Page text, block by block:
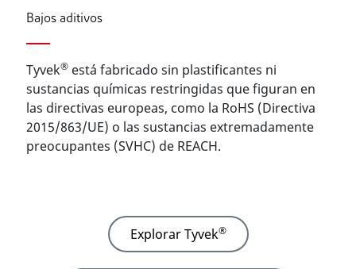
Bajos aditivos
Tyvek® está fabricado sin plastificantes ni
sustancias químicas restringidas que figuran en
las directivas europeas, como la RoHS (Directiva
2015/863/UE) o las sustancias extremadamente
preocupantes (SVHC) de REACH.
Explorar Tyvek®